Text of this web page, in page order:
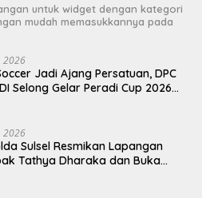
untuk widget dengan kategori
mudah memasukkannya pada
2026
Jadi Ajang Persatuan, DPC
Selong Gelar Peradi Cup 2026
2026
Sulsel Resmikan Lapangan
Tathya Dharaka dan Buka